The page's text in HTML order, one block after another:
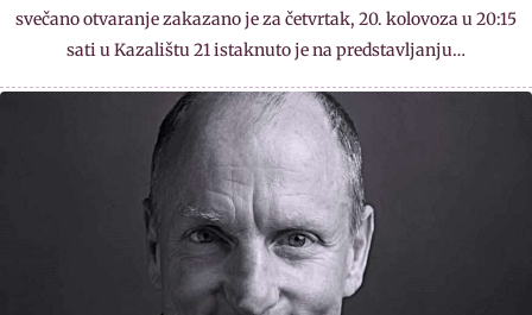
svečano otvaranje zakazano je za četvrtak, 20. kolovoza u 20:15
sati u Kazalištu 21 istaknuto je na predstavljanju…